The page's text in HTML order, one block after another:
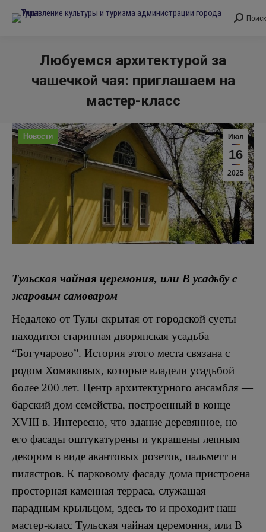
Поиск:
Поиск
Любуемся архитектурой за
чашечкой чая: приглашаем на
мастер-класс
Июл
16
2025
Новости
Тульская чайная церемония, или В усадьбу с
жаровым самоваром
Недалеко от Тулы скрытая от городской суеты
находится старинная дворянская усадьба
“Богучарово”. История этого места связана с
родом Хомяковых, которые владели усадьбой
более 200 лет. Центр архитектурного ансамбля —
барский дом семейства, построенный в конце
XVIII в. Интересно, что здание деревянное, но
его фасады оштукатурены и украшены лепным
декором в виде акантовых розеток, пальметт и
пилястров. К парковому фасаду дома пристроена
просторная каменная терраса, служащая
парадным крыльцом, здесь то и проходит наш
мастер-класс Тульская чайная церемония, или В